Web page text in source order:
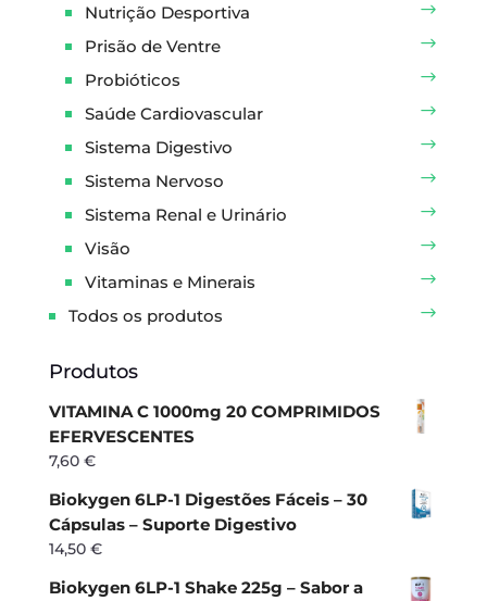
Nutrição Desportiva
Prisão de Ventre
Probióticos
Saúde Cardiovascular
Sistema Digestivo
Sistema Nervoso
Sistema Renal e Urinário
Visão
Vitaminas e Minerais
Todos os produtos
Produtos
VITAMINA C 1000mg 20 COMPRIMIDOS
EFERVESCENTES
7,60 €
Biokygen 6LP-1 Digestões Fáceis – 30
Cápsulas – Suporte Digestivo
14,50 €
Biokygen 6LP-1 Shake 225g – Sabor a